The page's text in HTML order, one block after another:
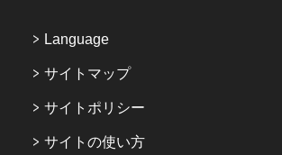
Language
サイトマップ
サイトポリシー
サイトの使い方